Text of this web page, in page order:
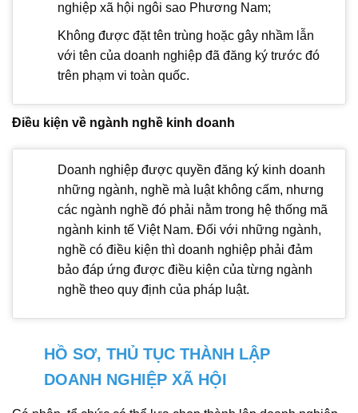
nghiệp xã hội ngôi sao Phương Nam;
Không được đặt tên trùng hoặc gây nhầm lẫn
với tên của doanh nghiệp đã đăng ký trước đó
trên phạm vi toàn quốc.
Điều kiện về ngành nghề kinh doanh
Doanh nghiệp được quyền đăng ký kinh doanh
những ngành, nghề mà luật không cấm, nhưng
các ngành nghề đó phải nằm trong hệ thống mã
ngành kinh tế Việt Nam. Đối với những ngành,
nghề có điều kiện thì doanh nghiệp phải đảm
bảo đáp ứng được điều kiện của từng ngành
nghề theo quy định của pháp luật.
HỒ SƠ, THỦ TỤC THÀNH LẬP
DOANH NGHIỆP XÃ HỘI